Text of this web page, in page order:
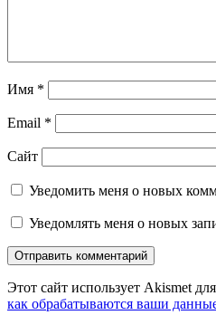
Имя *
Email *
Сайт
Уведомить меня о новых
Уведомлять меня о новых
Этот сайт использует Akismet
как обрабатываются ваши